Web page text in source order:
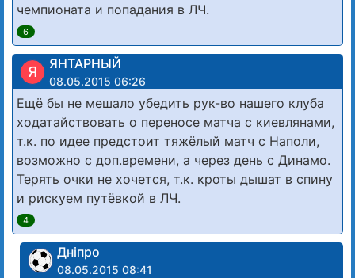
чемпионата и попадания в ЛЧ.
6
Я ЯНТАРНЫЙ
08.05.2015 06:26
Ещё бы не мешало убедить рук-во нашего клуба
ходатайствовать о переносе матча с киевлянами,
т.к. по идее предстоит тяжёлый матч с Наполи,
возможно с доп.времени, а через день с Динамо.
Терять очки не хочется, т.к. кроты дышат в спину
и рискуем путёвкой в ЛЧ.
4
Дніпро
08.05.2015 08:41